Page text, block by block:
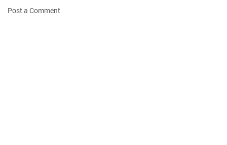
Post a Comment